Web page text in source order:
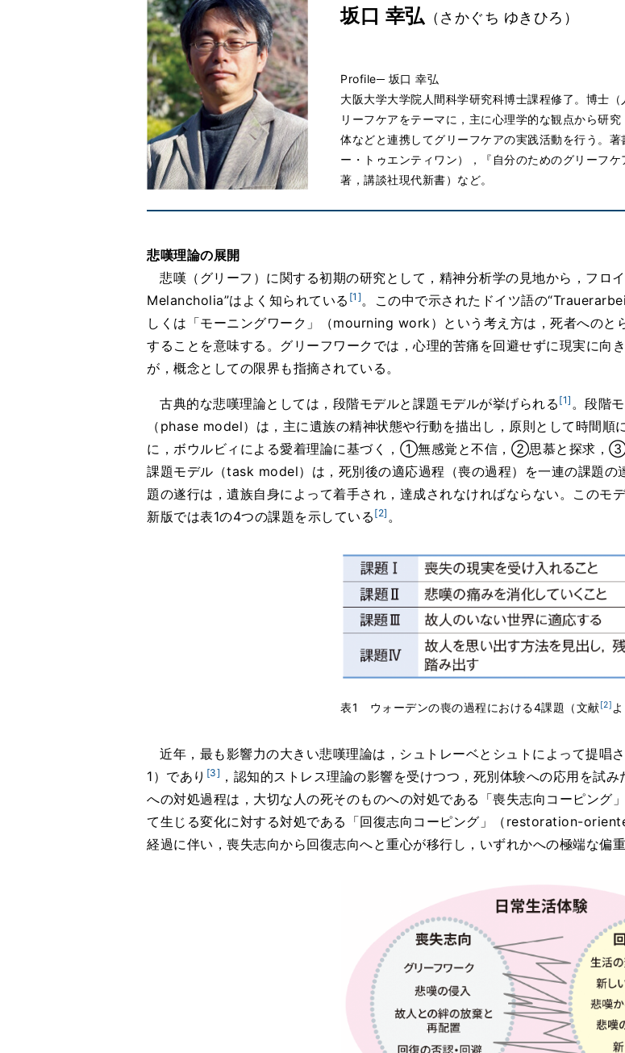
坂口 幸弘 （さかぐち ゆきひろ）
Profile─ 坂口 幸弘
大阪大学大学院人間科学研究科博士課程修了。博士
リーフケアをテーマに，主に心理学的な観点から研
体などと連携してグリーフケアの実践活動を行う。
ー・トゥエンティワン），『自分のためのグリーフ
著，講談社現代新書）など。
悲嘆理論の展開
悲嘆（グリーフ）に関する初期の研究として，精神分析学の見地から，フロ
Melancholia”はよく知られている [1] 。この中で示されたドイツ語の
しくは「モーニングワーク」（mourning work）という考え方は，死者へのと
することを意味する。グリーフワークでは，心理的苦痛を回避せずに現実に向
が，概念としての限界も指摘されている。
古典的な悲嘆理論としては，段階モデルと課題モデルが挙げられる [1] 。段階
（phase model）は，主に遺族の精神状態や行動を描出し，原則として時間
に，ボウルビィによる愛着理論に基づく，①無感覚と不信，②思慕と探求，
課題モデル（task model）は，死別後の適応過程（喪の過程）を一連の課題の
題の遂行は，遺族自身によって着手され，達成されなければならない。このモ
新版では表1の4つの課題を示している [2] 。
表1 ウォーデンの喪の過程における4課題（文献[2]
近年，最も影響力の大きい悲嘆理論は，シュトレーベとシュトによって提
1）であり [3] ，認知的ストレス理論の影響を受けつつ，死別体験への応用を試み
への対処過程は，大切な人の死そのものへの対処である「喪失志向コーピン
て生じる変化に対する対処である「回復志向コーピング」（restoration-
経過に伴い，喪失志向から回復志向へと重心が移行し，いずれかへの極端な偏